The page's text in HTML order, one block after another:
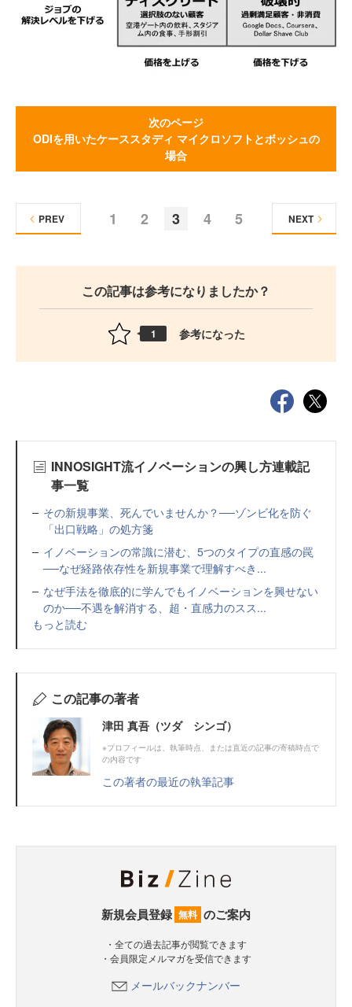
次のページ
ODIを用いたケーススタディ マイクロソフトとボッシュの
場合
1 2 3 4 5
PREV NEXT
この記事は参考になりましたか？
1 参考になった
INNOSIGHT流イノベーションの興し方連載記
事一覧
その新規事業、死んでいませんか？──ゾンビ化を防ぐ
「出口戦略」の処方箋
イノベーションの常識に潜む、5つのタイプの直感の罠
──なぜ経路依存性を新規事業で理解すべき...
なぜ手法を徹底的に学んでもイノベーションを興せない
のか──不遇を解消する、超・直感力のスス...
もっと読む
この記事の著者
津田 真吾（ツダ シンゴ）
※プロフィールは、執筆時点、または直近の記事の寄稿時点で
の内容です
この著者の最近の執筆記事
新規会員登録 無料 のご案内
・全ての過去記事が閲覧できます
・会員限定メルマガを受信できます
メールバックナンバー